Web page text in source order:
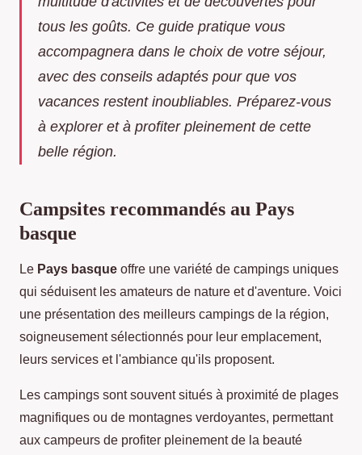
tous les goûts. Ce guide pratique vous
accompagnera dans le choix de votre séjour,
avec des conseils adaptés pour que vos
vacances restent inoubliables. Préparez-vous
à explorer et à profiter pleinement de cette
belle région.
Campsites recommandés au Pays
basque
Le Pays basque offre une variété de campings uniques
qui séduisent les amateurs de nature et d'aventure. Voici
une présentation des meilleurs campings de la région,
soigneusement sélectionnés pour leur emplacement,
leurs services et l'ambiance qu'ils proposent.
Les campings sont souvent situés à proximité de plages
magnifiques ou de montagnes verdoyantes, permettant
aux campeurs de profiter pleinement de la beauté